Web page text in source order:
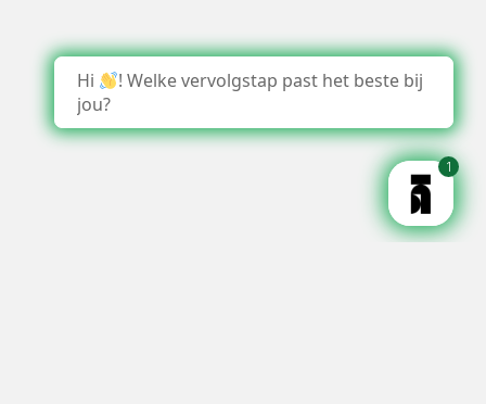
Hi
! Welke vervolgstap past het beste bij
jou?
1